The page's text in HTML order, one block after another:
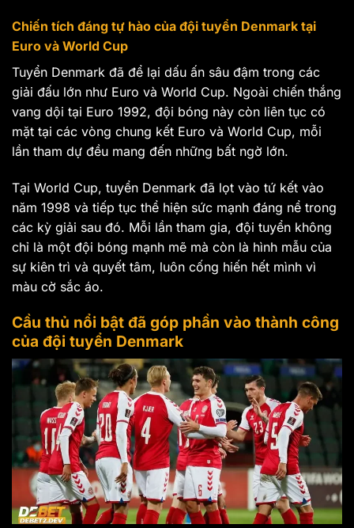
Chiến tích đáng tự hào của đội tuyển Denmark tại
Euro và World Cup
Tuyển Denmark đã để lại dấu ấn sâu đậm trong các
giải đấu lớn như Euro và World Cup. Ngoài chiến thắng
vang dội tại Euro 1992, đội bóng này còn liên tục có
mặt tại các vòng chung kết Euro và World Cup, mỗi
lần tham dự đều mang đến những bất ngờ lớn.
Tại World Cup, tuyển Denmark đã lọt vào tứ kết vào
năm 1998 và tiếp tục thể hiện sức mạnh đáng nể trong
các kỳ giải sau đó. Mỗi lần tham gia, đội tuyển không
chỉ là một đội bóng mạnh mẽ mà còn là hình mẫu của
sự kiên trì và quyết tâm, luôn cống hiến hết mình vì
màu cờ sắc áo.
Cầu thủ nổi bật đã góp phần vào thành công
của đội tuyển Denmark